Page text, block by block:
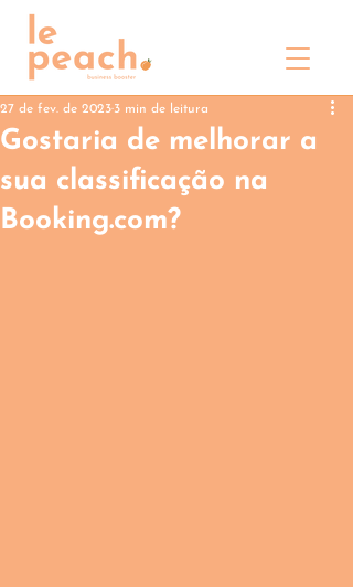
Gostaria de melhorar a
sua classificação na
Booking.com?
27 de fev. de 2023 3 min de leitura